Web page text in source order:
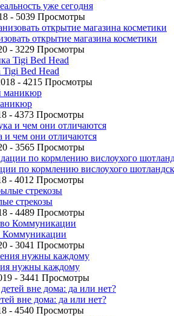
уже сегодня
- 5039 Просмотры
открытие магазина косметики
- 3229 Просмотры
Tigi Bed Head
- 4215 Просмотры
- 4373 Просмотры
и чем они отличаются
- 3565 Просмотры
по кормлению вислоухого
- 4012 Просмотры
стрекозы
- 4489 Просмотры
Коммуникации
- 3041 Просмотры
нужны каждому
- 3441 Просмотры
вне дома: да или нет?
- 4540 Просмотры